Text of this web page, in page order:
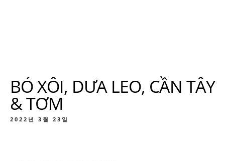
BÓ XÔI, DƯA LEO, CẦN TÂY
& TƠM
2022년 3월 23일